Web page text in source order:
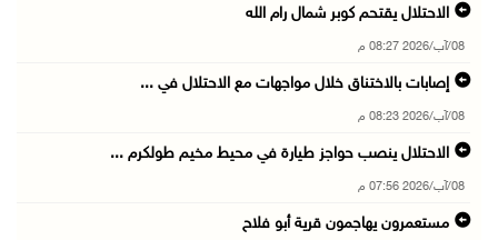
الاحتلال يقتحم كوبر شمال رام الله
08/آب/2026 08:27 م
إصابات بالاختناق خلال مواجهات مع الاحتلال في ...
08/آب/2026 08:23 م
الاحتلال ينصب حواجز طيارة في محيط مخيم طولكرم ...
08/آب/2026 07:56 م
مستعمرون يهاجمون قرية أبو فلاح